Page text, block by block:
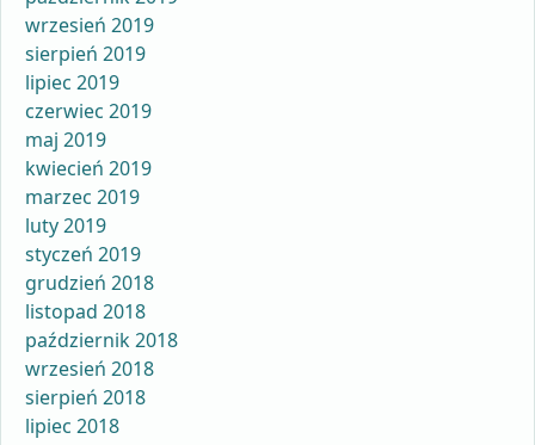
wrzesień 2019
sierpień 2019
lipiec 2019
czerwiec 2019
maj 2019
kwiecień 2019
marzec 2019
luty 2019
styczeń 2019
grudzień 2018
listopad 2018
październik 2018
wrzesień 2018
sierpień 2018
lipiec 2018